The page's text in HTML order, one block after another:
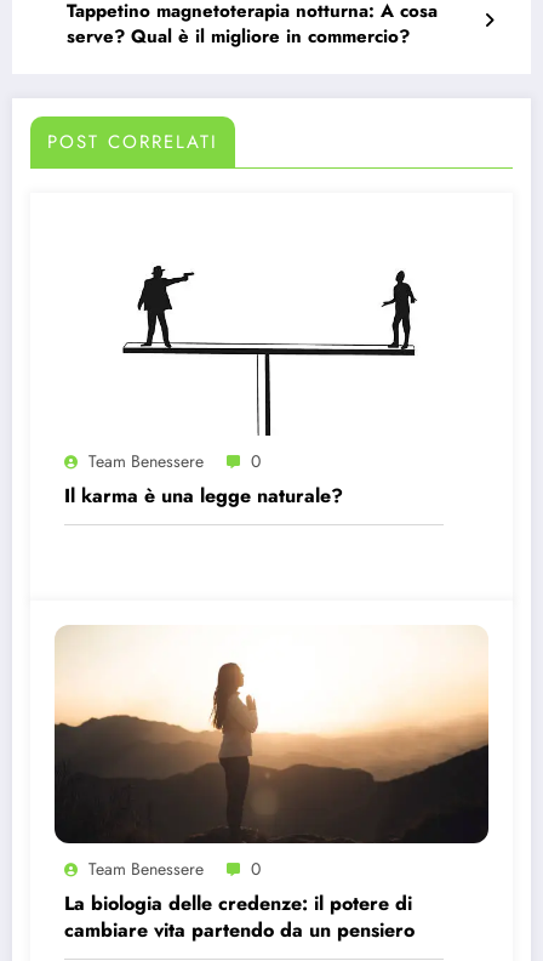
Tappetino magnetoterapia notturna: A cosa
serve? Qual è il migliore in commercio?
POST CORRELATI
Team Benessere 0
Il karma è una legge naturale?
Team Benessere 0
La biologia delle credenze: il potere di
cambiare vita partendo da un pensiero